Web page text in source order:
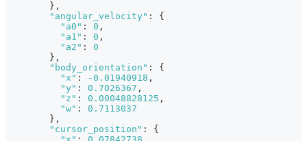
} ,
"angular_velocity" :
{
"a0" : 0 ,
"a1" : 0 ,
"a2" :
0
} ,
"body_orientation" :
{
"x" : -0.01940918 ,
"y" : 0.7026367 ,
"z" : 0.00048828125 ,
"w" :
0.7113037
} ,
"cursor_position" :
{